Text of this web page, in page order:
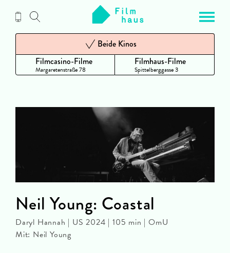
Inhalt
Filmcasino-Filme
Margaretenstraße 78
Beide Kinos
Filmhaus-Filme
Spittelberggasse 3
Neil Young: Coastal
Daryl Hannah | US 2024 | 105 min | OmU
Mit: Neil Young